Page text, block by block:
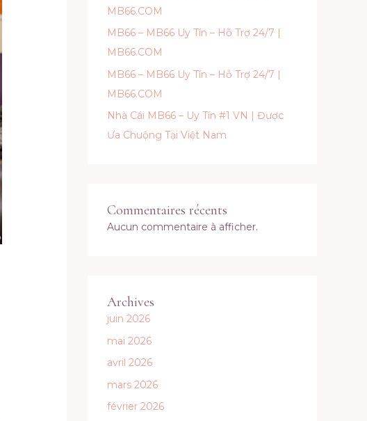
MB66.COM
MB66 – MB66 Uy Tín – Hỗ Trợ 24/7 |
MB66.COM
MB66 – MB66 Uy Tín – Hỗ Trợ 24/7 |
MB66.COM
Nhà Cái MB66 – Uy Tín #1 VN | Được
Ưa Chuộng Tại Việt Nam
Commentaires récents
Aucun commentaire à afficher.
Archives
juin 2026
mai 2026
avril 2026
mars 2026
février 2026